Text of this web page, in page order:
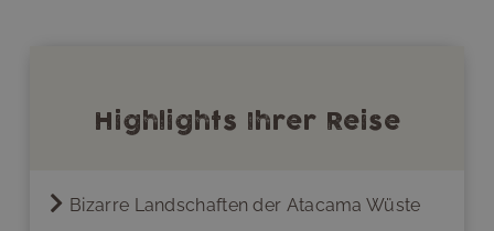
Highlights Ihrer Reise
Bizarre Landschaften der Atacama Wüste